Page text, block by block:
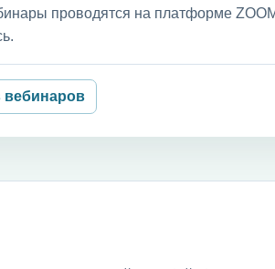
проводятся на платформе
вебинаров